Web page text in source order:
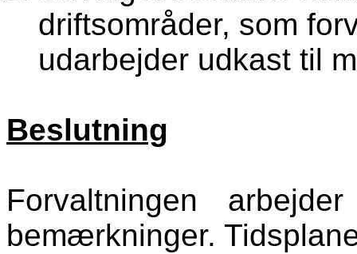
driftsområder, som
udarbejder udkast til
Beslutning
Forvaltningen
bemærkninger.